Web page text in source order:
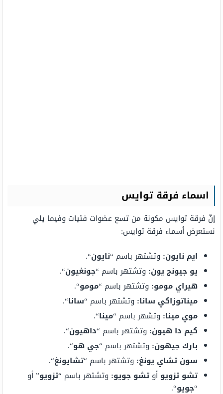
اسماء فرقة توايس
إنّ فرقة توايس مكونة من تسع عضوات فتيات وفيما يلي
نستعرض أسماء فرقة توايس:
ايم نايون: وتشتهر باسم “نايون“.
يو جيونج يون: وتشتهر باسم “جونغيون“.
هيراي مومو: وتشتهر باسم “مومو“.
ميناتوزاكي سانا: وتشتهر باسم “سانا“.
موي مينا: وتشهر باسم “مينا“.
كيم دا هيون: وتشتهر باسم “داهيون“.
بارك جيهون: وتشتهر باسم “جي هو“.
سون تشاي يونغ: وتشتهر باسم “تشايونغ“.
تشو تزويو أو تشو جويو: وتشتهر باسم “تزويو” أو
“جويو“.